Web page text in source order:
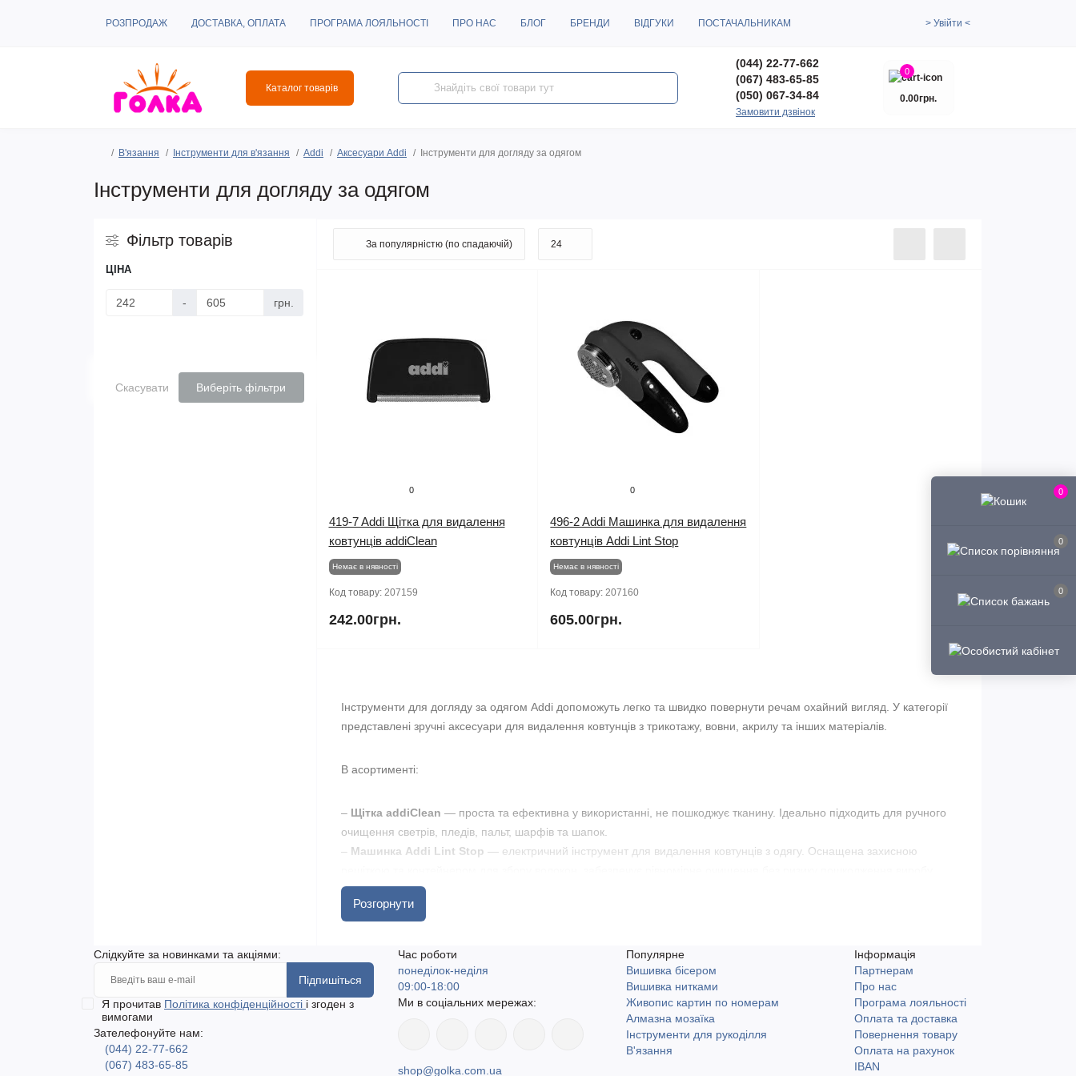
0
0
0
РОЗПРОДАЖ ДОСТАВКА, ОПЛАТА ПРОГРАМА ЛОЯЛЬНОСТІ ПРО НАС БЛОГ БРЕНДИ ВІДГУКИ ПОСТАЧАЛЬНИКАМ > Увійти <
Каталог товарів
(044) 22-77-662
(067) 483-65-85
(050) 067-34-84
Замовити дзвінок
0
0.00грн.
В'язання Інструменти для в'язання Addi Аксесуари Addi Інструменти для догляду за одягом
Інструменти для догляду за одягом
Фільтр товарів
ЦІНА
- грн.
Скасувати Виберіть фільтри
0
419-7 Addi Щітка для видалення
ковтунців addiClean
Немає в нявності
Код товару: 207159
242.00грн.
0
496-2 Addi Машинка для видалення
ковтунців Addi Lint Stop
Немає в нявності
Код товару:207160
605.00грн.
Інструменти для догляду за одягом Addi допоможуть легко та швидко повернути речам охайний вигляд. У категорії
представлені зручні аксесуари для видалення ковтунців з трикотажу, вовни, акрилу та інших матеріалів.
В асортименті:
– Щітка addiClean — проста та ефективна у використанні, не пошкоджує тканину. Ідеально підходить для ручного
очищення светрів, пледів, пальт, шарфів та шапок.
– Машинка Addi Lint Stop — електричний інструмент для видалення ковтунців з одягу. Оснащена захисною
Ці інструменти підходять як для домашнього використання, так і для рукодільниць, які створюють в’язані вироби та
У магазині golka.com.ua представлений оригінальний асортимент аксесуарів Addi з прямим постачанням від
виробника. Швидка доставка по Україні, включаючи найвіддаленіші населені пункти. Доступний самовивіз у місті
Розгорнути
Слідкуйте за новинками та акціями:
Підпишіться
Я прочитав Політика конфіденційності і згоден з
вимогами
Зателефонуйте нам:
(044) 22-77-662
(067) 483-65-85
Час роботи
понеділок-неділя
09:00-18:00
Ми в соціальних мережах:
shop@golka.com.ua
Популярне
Вишивка бісером
Вишивка нитками
Живопис картин по номерам
Алмазна мозаїка
Інструменти для рукоділля
В'язання
Інформація
Партнерам
Про нас
Програма лояльності
Оплата та доставка
Повернення товару
Оплата на рахунок
IBAN